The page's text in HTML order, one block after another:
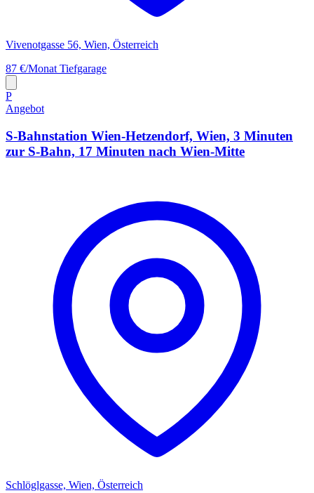
Vivenotgasse 56, Wien, Österreich
87 €/Monat Tiefgarage
P
Angebot
S-Bahnstation Wien-Hetzendorf, Wien, 3 Minuten
zur S-Bahn, 17 Minuten nach Wien-Mitte
Schlöglgasse, Wien, Österreich